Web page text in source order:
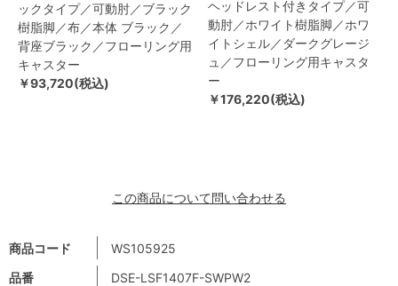
商品コード
WS105925
品番
DSE-LSF1407F-SWPW2
ックタイプ／可動肘／ブラック
樹脂脚／布／本体 ブラック／
背座ブラック／フローリング用
キャスター
￥93,720(税込)
ヘッドレスト付きタイプ／可
動肘／ホワイト樹脂脚／ホワ
イトシェル／ダークグレージ
ュ／フローリング用キャスタ
ー
￥176,220(税込)
この商品について問い合わせる